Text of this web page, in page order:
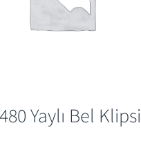
Yaylı Bel Klipsi